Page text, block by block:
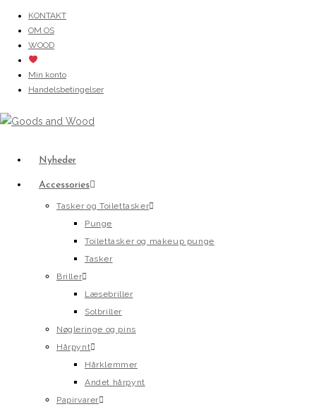
content
KONTAKT
OM OS
WOOD
Min konto
Handelsbetingelser
Nyheder
Accessories
Tasker og Toilettasker
Punge
Toilettasker og makeup punge
Tasker
Briller
Læsebriller
Solbriller
Nøgleringe og pins
Hårpynt
Hårklemmer
Andet hårpynt
Papirvarer